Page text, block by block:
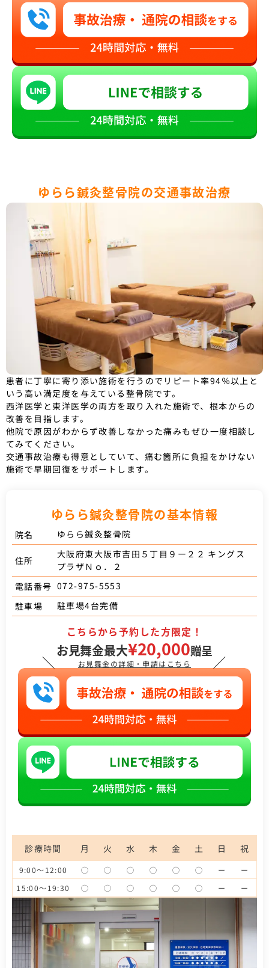
ゆらら鍼灸整骨院の交通事故治療
患者に丁寧に寄り添い施術を行うのでリピート率94％以上と
いう高い満足度を与えている整骨院です。
西洋医学と東洋医学の両方を取り入れた施術で、根本からの
改善を目指します。
他院で原因がわからず改善しなかった痛みもぜひ一度相談し
てみてください。
交通事故治療も得意としていて、痛む箇所に負担をかけない
施術で早期回復をサポートします。
ゆらら鍼灸整骨院の基本情報
院名 ゆらら鍼灸整骨院
住所
大阪府東大阪市吉田５丁目９ー２２ キングス
プラザＮｏ．２
電話番号 072-975-5553
駐車場
駐車場4台完備
＼
こちらから予約した方限定！
お見舞金最大¥20,000贈呈
お見舞金の詳細・申請はこちら ／
診療時間 月 火 水 木 金 土 日 祝
9:00～12:00 ◯ ◯ ◯ ◯ ◯ ◯ ー
ー
15:00～19:30
◯ ◯ ◯ ◯ ◯ ◯ ー ー